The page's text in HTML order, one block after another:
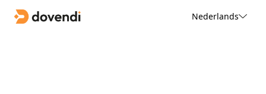
Nederlands